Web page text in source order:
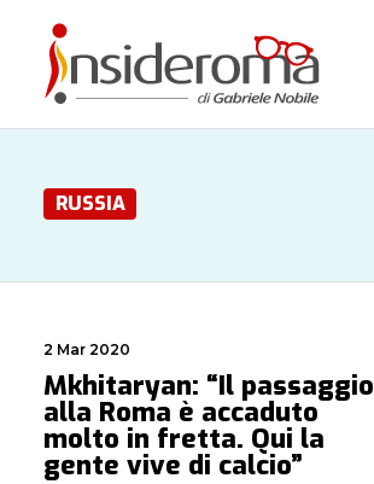
RUSSIA
2 Mar 2020
Mkhitaryan: “Il passaggio
alla Roma è accaduto
molto in fretta. Qui la
gente vive di calcio”